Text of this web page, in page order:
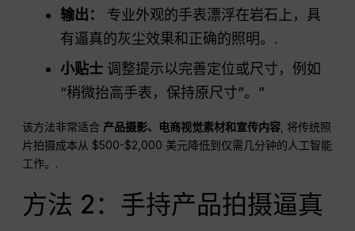
输出：
专业外观的手表漂浮在岩石上，具
有逼真的灰尘效果和正确的照明。.
小贴士 调整提示以完善定位或尺寸，例如
“稍微抬高手表，保持原尺寸”。”
该方法非常适合 产品摄影、电商视觉素材和宣传内容 , 将传统照
片拍摄成本从 $500-$2,000 美元降低到仅需几分钟的人工智能
工作。.
方法 2：手持产品拍摄逼真